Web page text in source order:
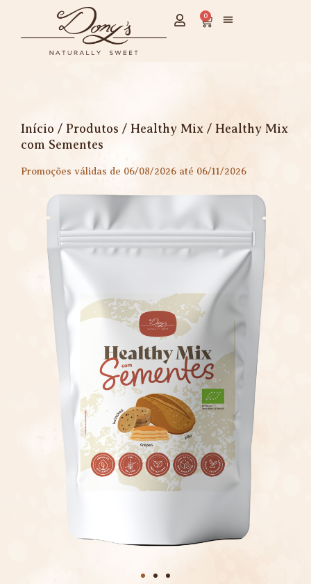
0
Início / Produtos / Healthy Mix / Healthy Mix
com Sementes
Promoções válidas de 06/08/2026 até 06/11/2026